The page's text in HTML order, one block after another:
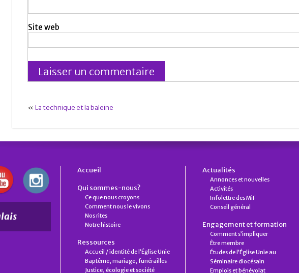
Site web
« La technique et la baleine
Accueil
Qui sommes-nous?
Ce que nous croyons
Comment nous le vivons
Nos rites
Notre histoire
Ressources
Accueil / identité de l’Église Unie
Baptême, mariage, funérailles
Justice, écologie et société
Actualités
Annonces et nouvelles
Activités
Infolettre des MiF
Conseil général
Engagement et formation
Comment s’impliquer
Être membre
Études de l’Église Unie au
Séminaire diocésain
Emplois et bénévolat